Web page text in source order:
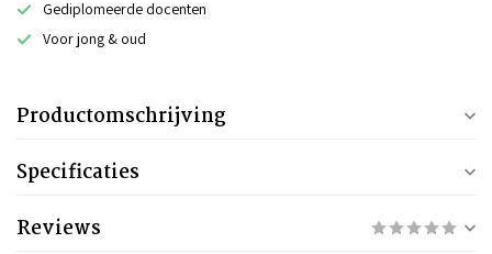
Gediplomeerde docenten
Voor jong & oud
Productomschrijving
Specificaties
Reviews